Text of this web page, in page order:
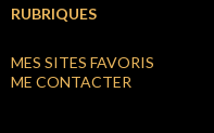
RUBRIQUES
MES SITES FAVORIS
ME CONTACTER